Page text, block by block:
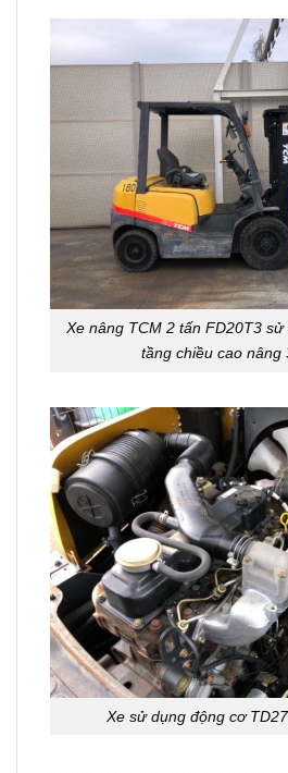
Xe nâng TCM 2 tấn FD20T3
tầng chiều cao nâng
Xe sử dụng động cơ